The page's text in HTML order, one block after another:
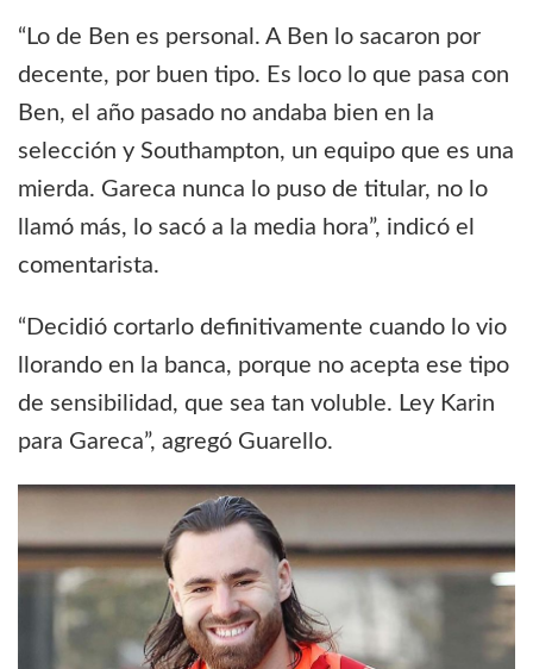
“Lo de Ben es personal. A Ben lo sacaron por
decente, por buen tipo. Es loco lo que pasa con
Ben, el año pasado no andaba bien en la
selección y Southampton, un equipo que es una
mierda. Gareca nunca lo puso de titular, no lo
llamó más, lo sacó a la media hora”, indicó el
comentarista.
“Decidió cortarlo definitivamente cuando lo vio
llorando en la banca, porque no acepta ese tipo
de sensibilidad, que sea tan voluble. Ley Karin
para Gareca”, agregó Guarello.